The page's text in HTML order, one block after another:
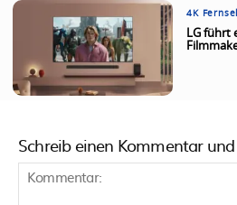
4K
LG führt
Schreib einen Kommentar